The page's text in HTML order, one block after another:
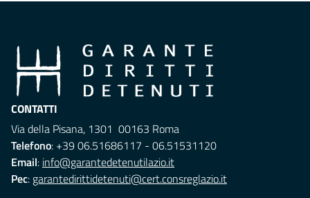
CONTATTI
Via della Pisana, 1301 00163 Roma
Telefono: +39 06.51686117 - 06.51531120
Email: info@garantedetenutilazio.it
Pec: garantedirittidetenuti@cert.consreglazio.it